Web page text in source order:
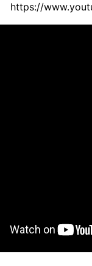
https://